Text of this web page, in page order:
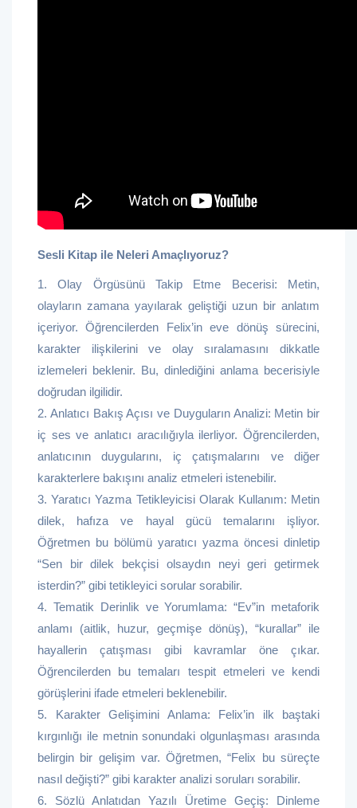
Sesli Kitap ile Neleri Amaçlıyoruz?
1. Olay Örgüsünü Takip Etme Becerisi: Metin,
olayların zamana yayılarak geliştiği uzun bir anlatım
içeriyor. Öğrencilerden Felix’in eve dönüş sürecini,
karakter ilişkilerini ve olay sıralamasını dikkatle
izlemeleri beklenir. Bu, dinlediğini anlama becerisiyle
doğrudan ilgilidir.
2. Anlatıcı Bakış Açısı ve Duyguların Analizi: Metin bir
iç ses ve anlatıcı aracılığıyla ilerliyor. Öğrencilerden,
anlatıcının duygularını, iç çatışmalarını ve diğer
karakterlere bakışını analiz etmeleri istenebilir.
3. Yaratıcı Yazma Tetikleyicisi Olarak Kullanım: Metin
dilek, hafıza ve hayal gücü temalarını işliyor.
Öğretmen bu bölümü yaratıcı yazma öncesi dinletip
“Sen bir dilek bekçisi olsaydın neyi geri getirmek
isterdin?” gibi tetikleyici sorular sorabilir.
4. Tematik Derinlik ve Yorumlama: “Ev”in metaforik
anlamı (aitlik, huzur, geçmişe dönüş), “kurallar” ile
hayallerin çatışması gibi kavramlar öne çıkar.
Öğrencilerden bu temaları tespit etmeleri ve kendi
görüşlerini ifade etmeleri beklenebilir.
5. Karakter Gelişimini Anlama: Felix’in ilk baştaki
kırgınlığı ile metnin sonundaki olgunlaşması arasında
belirgin bir gelişim var. Öğretmen, “Felix bu süreçte
nasıl değişti?” gibi karakter analizi soruları sorabilir.
6. Sözlü Anlatıdan Yazılı Üretime Geçiş: Dinleme